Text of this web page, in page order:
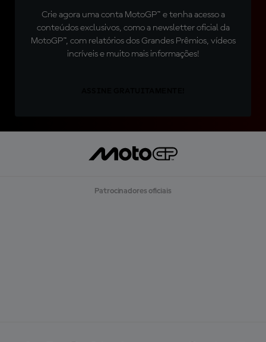
Crie agora uma conta MotoGP™ e tenha acesso a
conteúdos exclusivos, como a newsletter oficial da
MotoGP™, com relatórios dos Grandes Prêmios, vídeos
incríveis e muito mais informações!
Patrocinadores oficiais